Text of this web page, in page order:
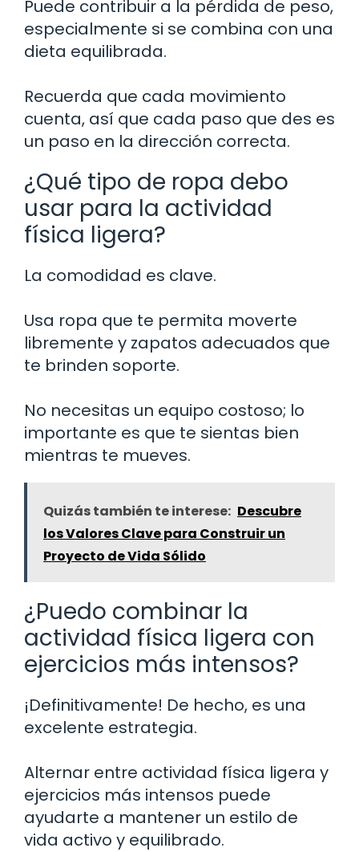
Puede contribuir a la pérdida de peso,
especialmente si se combina con una
dieta equilibrada.
Recuerda que cada movimiento
cuenta, así que cada paso que des es
un paso en la dirección correcta.
¿Qué tipo de ropa debo
usar para la actividad
física ligera?
La comodidad es clave.
Usa ropa que te permita moverte
libremente y zapatos adecuados que
te brinden soporte.
No necesitas un equipo costoso; lo
importante es que te sientas bien
mientras te mueves.
Quizás también te interese: Descubre
los Valores Clave para Construir un
Proyecto de Vida Sólido
¿Puedo combinar la
actividad física ligera con
ejercicios más intensos?
¡Definitivamente! De hecho, es una
excelente estrategia.
Alternar entre actividad física ligera y
ejercicios más intensos puede
ayudarte a mantener un estilo de
vida activo y equilibrado.